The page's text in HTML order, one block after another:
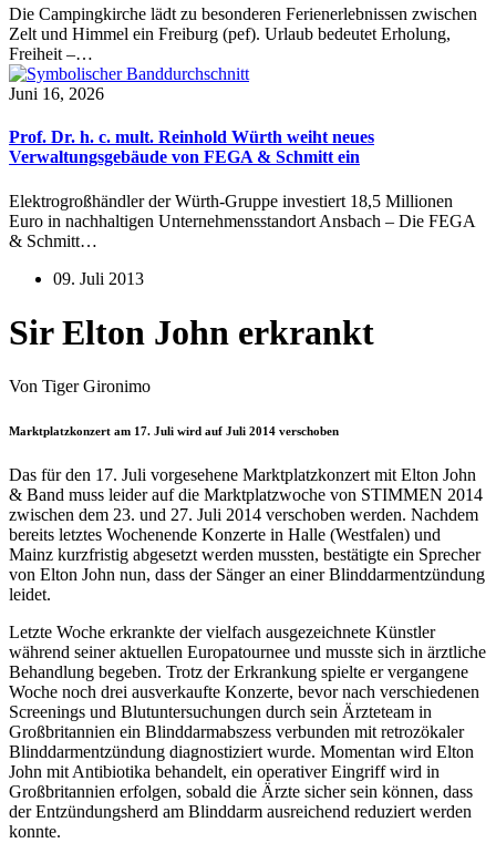
Die Campingkirche lädt zu besonderen Ferienerlebnissen zwischen
Zelt und Himmel ein Freiburg (pef). Urlaub bedeutet Erholung,
Freiheit –…
Juni 16, 2026
Prof. Dr. h. c. mult. Reinhold Würth weiht neues
Verwaltungsgebäude von FEGA & Schmitt ein
Elektrogroßhändler der Würth-Gruppe investiert 18,5 Millionen
Euro in nachhaltigen Unternehmensstandort Ansbach – Die FEGA
& Schmitt…
09. Juli 2013
Sir Elton John erkrankt
Von Tiger Gironimo
Marktplatzkonzert am 17. Juli wird auf Juli 2014 verschoben
Das für den 17. Juli vorgesehene Marktplatzkonzert mit Elton John
& Band muss leider auf die Marktplatzwoche von STIMMEN 2014
zwischen dem 23. und 27. Juli 2014 verschoben werden. Nachdem
bereits letztes Wochenende Konzerte in Halle (Westfalen) und
Mainz kurzfristig abgesetzt werden mussten, bestätigte ein Sprecher
von Elton John nun, dass der Sänger an einer Blinddarmentzündung
leidet.
Letzte Woche erkrankte der vielfach ausgezeichnete Künstler
während seiner aktuellen Europatournee und musste sich in ärztliche
Behandlung begeben. Trotz der Erkrankung spielte er vergangene
Woche noch drei ausverkaufte Konzerte, bevor nach verschiedenen
Screenings und Blutuntersuchungen durch sein Ärzteteam in
Großbritannien ein Blinddarmabszess verbunden mit retrozökaler
Blinddarmentzündung diagnostiziert wurde. Momentan wird Elton
John mit Antibiotika behandelt, ein operativer Eingriff wird in
Großbritannien erfolgen, sobald die Ärzte sicher sein können, dass
der Entzündungsherd am Blinddarm ausreichend reduziert werden
konnte.